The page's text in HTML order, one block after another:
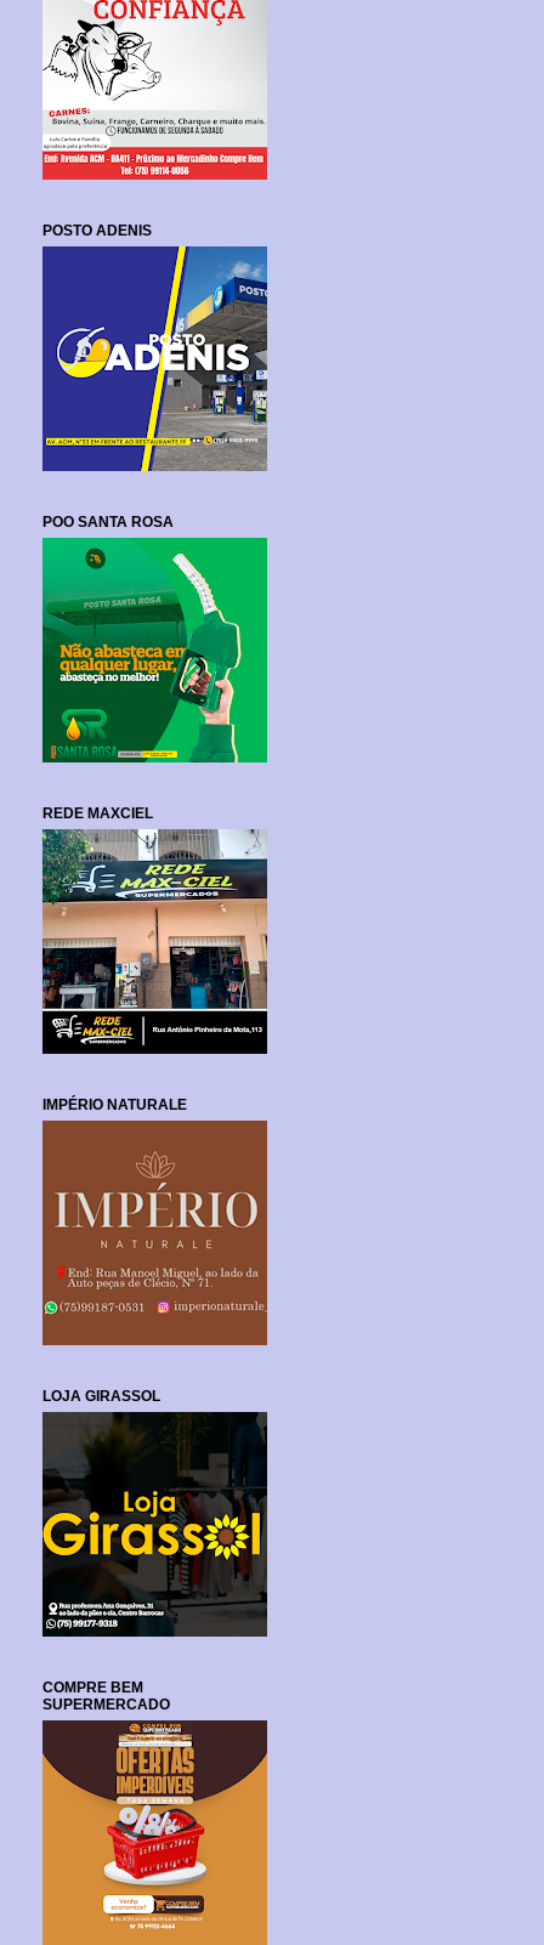
POSTO ADENIS
POO SANTA ROSA
REDE MAXCIEL
IMPÉRIO NATURALE
LOJA GIRASSOL
COMPRE BEM
SUPERMERCADO